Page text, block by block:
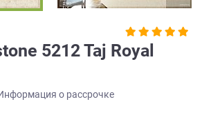
5212 Taj Royal
о рассрочке